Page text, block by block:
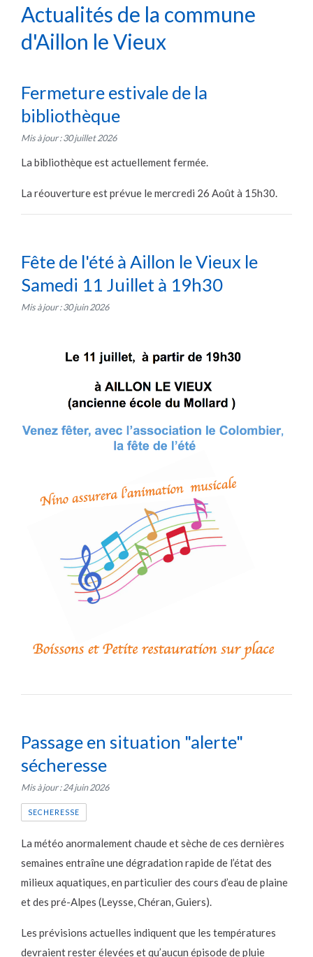
Actualités de la commune
d'Aillon le Vieux
Fermeture estivale de la
bibliothèque
Mis à jour : 30 juillet 2026
La bibliothèque est actuellement fermée.
La réouverture est prévue le mercredi 26 Août à 15h30.
Fête de l'été à Aillon le Vieux le
Samedi 11 Juillet à 19h30
Mis à jour : 30 juin 2026
Passage en situation "alerte"
sécheresse
Mis à jour : 24 juin 2026
SECHERESSE
La météo anormalement chaude et sèche de ces dernières
semaines entraîne une dégradation rapide de l’état des
milieux aquatiques, en particulier des cours d’eau de plaine
et des pré-Alpes (Leysse, Chéran, Guiers).
Les prévisions actuelles indiquent que les températures
devraient rester élevées et qu’aucun épisode de pluie